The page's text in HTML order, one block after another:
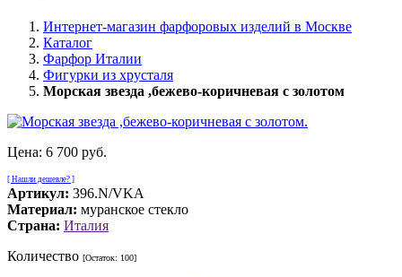
Интернет-магазин фарфоровых изделий в Москве
Каталог
Фарфор Италии
Фигурки из хрусталя
Морская звезда ,бежево-коричневая с золотом
Цена: 6 700 руб.
[ Нашли дешевле? ]
Артикул: 396.N/VKA
Материал: муранское стекло
Страна: Италия
Количество [Остаток: 100]